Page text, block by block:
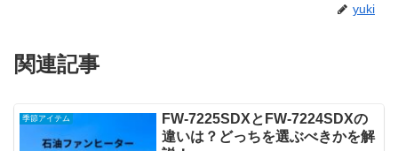
yuki
関連記事
季節アイテム
FW-7225SDXとFW-7224SDXの
違いは？どっちを選ぶべきかを解